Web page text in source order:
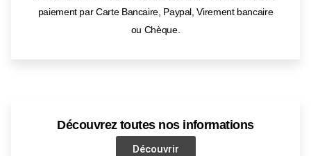
paiement par Carte Bancaire, Paypal, Virement bancaire
ou Chèque.
Découvrez toutes nos informations
Découvrir